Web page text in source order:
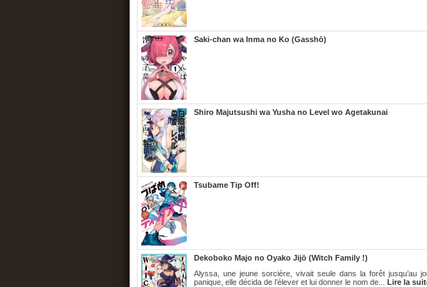
Saki-chan wa Inma no Ko (Gasshō)
Shiro Majutsushi wa Yusha no Level wo Agetakunai
Tsubame Tip Off!
Dekoboko Majo no Oyako Jijō (Witch Family !)
Alyssa, une jeune sorcière, vivait seule dans la forêt jusqu’au
panique, elle décida de l’élever et lui donner le nom de... Lire la